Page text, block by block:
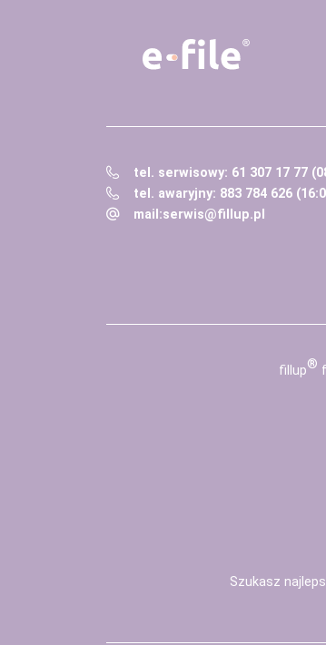
tel. serwisowy: 61 307 17 77
tel. awaryjny: 883 784 626
mail:serwis@fillup.pl
fill up®
Szukasz